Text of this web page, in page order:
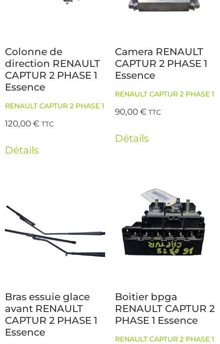
Colonne de
direction RENAULT
CAPTUR 2 PHASE 1
Essence
RENAULT CAPTUR 2 PHASE 1
120,00€ TTC
Détails
Camera RENAULT
CAPTUR 2 PHASE 1
Essence
RENAULT CAPTUR 2 PHASE 1
90,00€ TTC
Détails
Bras essuie glace
avant RENAULT
CAPTUR 2 PHASE 1
Essence
Boitier bpga
RENAULT CAPTUR 2
PHASE 1 Essence
RENAULT CAPTUR 2 PHASE 1